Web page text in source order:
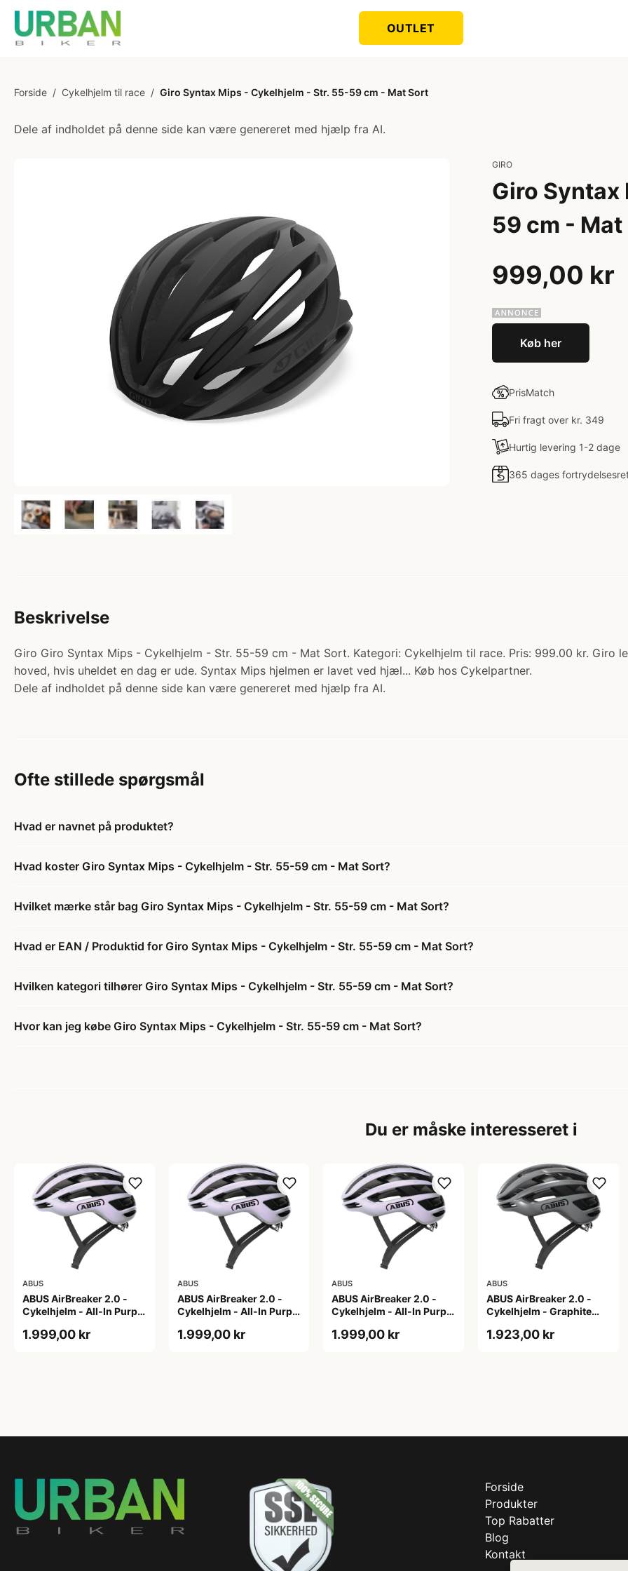
OUTLET
Forside / Cykelhjelm til race / Giro Syntax Mips - Cykelhjelm - Str. 55-59 cm - Mat Sort
Dele af indholdet på denne side kan være genereret med hjælp fra AI.
GIRO
Giro
59 cm -
999,00 kr
Køb her
PrisMatch
Fri fragt over kr. 349
Hurtig levering 1-2 dage
365 dages
Beskrivelse
Giro Giro Syntax Mips - Cykelhjelm - Str. 55-59 cm - Mat Sort. Kategori: Cykelhjelm til race. Pris: 999.00 kr. Giro
hoved, hvis uheldet en dag er ude. Syntax Mips hjelmen er lavet ved hjæl... Køb hos Cykelpartner.
Dele af indholdet på denne side kan være genereret med hjælp fra AI.
Ofte stillede spørgsmål
Hvad er navnet på produktet?
Hvad koster Giro Syntax Mips - Cykelhjelm - Str. 55-59 cm - Mat Sort?
Hvilket mærke står bag Giro Syntax Mips - Cykelhjelm - Str. 55-59 cm - Mat Sort?
Hvad er EAN / Produktid for Giro Syntax Mips - Cykelhjelm - Str. 55-59 cm - Mat Sort?
Hvilken kategori tilhører Giro Syntax Mips - Cykelhjelm - Str. 55-59 cm - Mat Sort?
Hvor kan jeg købe Giro Syntax Mips - Cykelhjelm - Str. 55-59 cm - Mat Sort?
Du er måske interesseret i
ABUS
ABUS AirBreaker 2.0 -
Cykelhjelm - All-In Purple
1.999,00 kr
ABUS
ABUS AirBreaker 2.0 -
Cykelhjelm - All-In Purple
1.999,00 kr
ABUS
ABUS AirBreaker 2.0 -
Cykelhjelm - All-In Purple
1.999,00 kr
ABUS
ABUS AirBreaker 2.0 -
Cykelhjelm - Graphite
1.923,00 kr
Forside
Produkter
Top Rabatter
Blog
Kontakt